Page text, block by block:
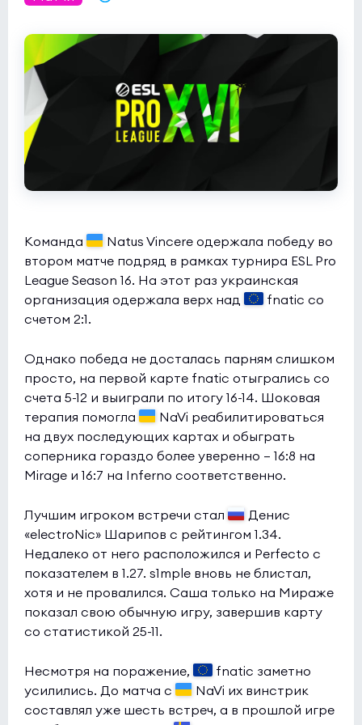
Rune Eaters
NODWIN Clutch Series 10 (bo3)
INOX Division
Команда
Natus Vincere одержала победу во
втором матче подряд в рамках турнира ESL Pro
League Season 16. На этот раз украинская
организация одержала верх над
fnatic со
счетом 2:1.
Однако победа не досталась парням слишком
просто, на первой карте fnatic отыгрались со
счета 5-12 и выиграли по итогу 16-14. Шоковая
терапия помогла
NaVi реабилитироваться
на двух последующих картах и обыграть
соперника гораздо более уверенно — 16:8 на
Mirage и 16:7 на Inferno соответственно.
Лучшим игроком встречи стал
Денис
«electroNic» Шарипов с рейтингом 1.34.
Недалеко от него расположился и Perfecto с
показателем в 1.27. s1mple вновь не блистал,
хотя и не провалился. Саша только на Мираже
показал свою обычную игру, завершив карту
со статистикой 25-11.
Несмотря на поражение,
fnatic заметно
усилились. До матча с
NaVi их винстрик
составлял уже шесть встреч, а в прошлой игре